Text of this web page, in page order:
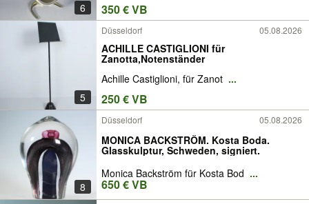
6 350 € VB
5
Düsseldorf 05.08.2026
ACHILLE CASTIGLIONI für
Zanotta,Notenständer
Achille Castiglioni, für Zanot ...
250 € VB
8
Düsseldorf 05.08.2026
MONICA BACKSTRÖM. Kosta Boda.
Glasskulptur, Schweden, signiert.
Monica Backström für Kosta Bod ...
650 € VB